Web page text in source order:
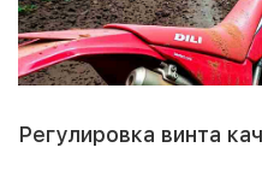
Регулировка винта